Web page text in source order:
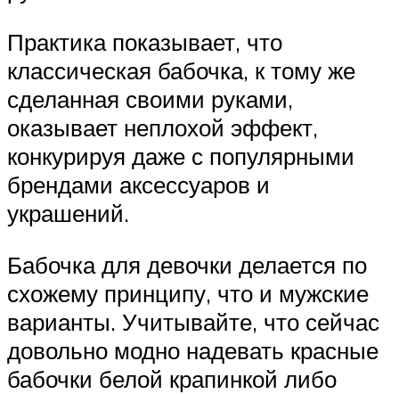
Практика показывает, что
классическая бабочка, к тому же
сделанная своими руками,
оказывает неплохой эффект,
конкурируя даже с популярными
брендами аксессуаров и
украшений.
Бабочка для девочки делается по
схожему принципу, что и мужские
варианты. Учитывайте, что сейчас
довольно модно надевать красные
бабочки белой крапинкой либо